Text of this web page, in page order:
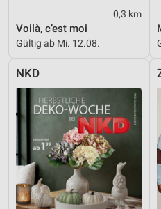
0,3 km
Voilà, c’est moi
Gültig ab Mi. 12.08.
NKD